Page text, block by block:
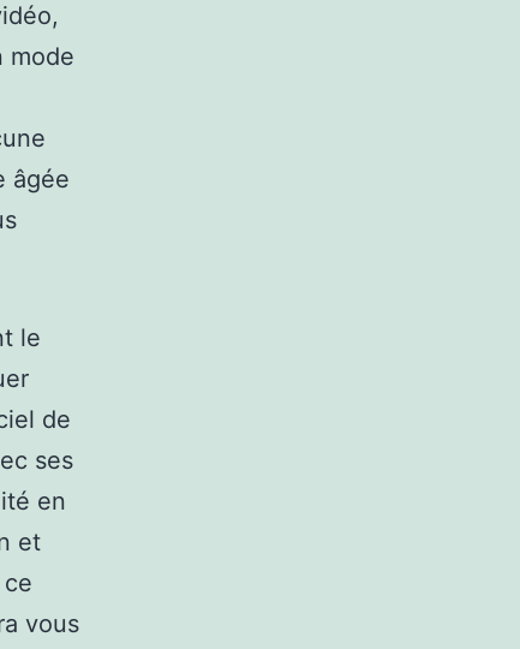
mode
âgée
le
de
ses
en
et
vous